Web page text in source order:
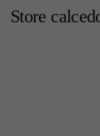
Store